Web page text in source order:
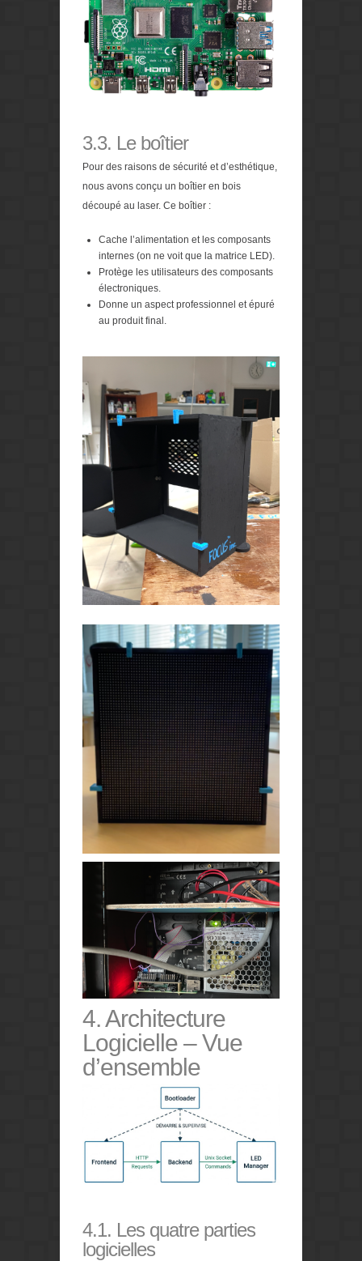
3.3. Le boîtier
Pour des raisons de sécurité et d’esthétique,
nous avons conçu un boîtier en bois
découpé au laser. Ce boîtier :
Cache l’alimentation et les composants
internes (on ne voit que la matrice LED).
Protège les utilisateurs des composants
électroniques.
Donne un aspect professionnel et épuré
au produit final.
4. Architecture
Logicielle – Vue
d’ensemble
4.1. Les quatre parties
logicielles